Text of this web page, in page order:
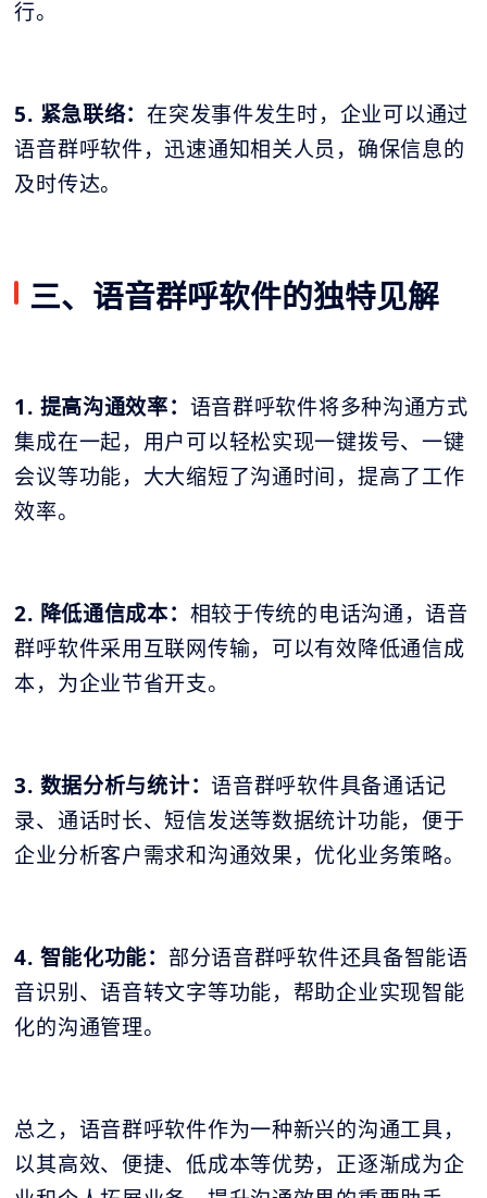
行。
5. 紧急联络：在突发事件发生时，企业可以通过
语音群呼软件，迅速通知相关人员，确保信息的
及时传达。
三、语音群呼软件的独特见解
1. 提高沟通效率： 语音群呼软件将多种沟通方式
集成在一起，用户可以轻松实现一键拨号、一键
会议等功能，大大缩短了沟通时间，提高了工作
效率。
2. 降低通信成本： 相较于传统的电话沟通，语音
群呼软件采用互联网传输，可以有效降低通信成
本，为企业节省开支。
3. 数据分析与统计：语音群呼软件具备通话记
录、通话时长、短信发送等数据统计功能，便于
企业分析客户需求和沟通效果，优化业务策略。
4. 智能化功能： 部分语音群呼软件还具备智能语
音识别、语音转文字等功能，帮助企业实现智能
化的沟通管理。
总之，语音群呼软件作为一种新兴的沟通工具，
以其高效、便捷、低成本等优势，正逐渐成为企